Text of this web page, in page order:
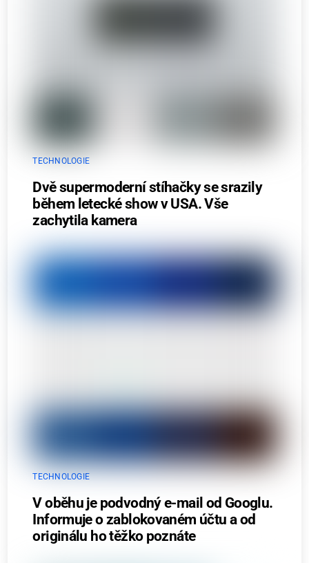
TECHNOLOGIE
Dvě supermoderní stíhačky se srazily
během letecké show v USA. Vše
zachytila kamera
TECHNOLOGIE
V oběhu je podvodný e-mail od Googlu.
Informuje o zablokovaném účtu a od
originálu ho těžko poznáte